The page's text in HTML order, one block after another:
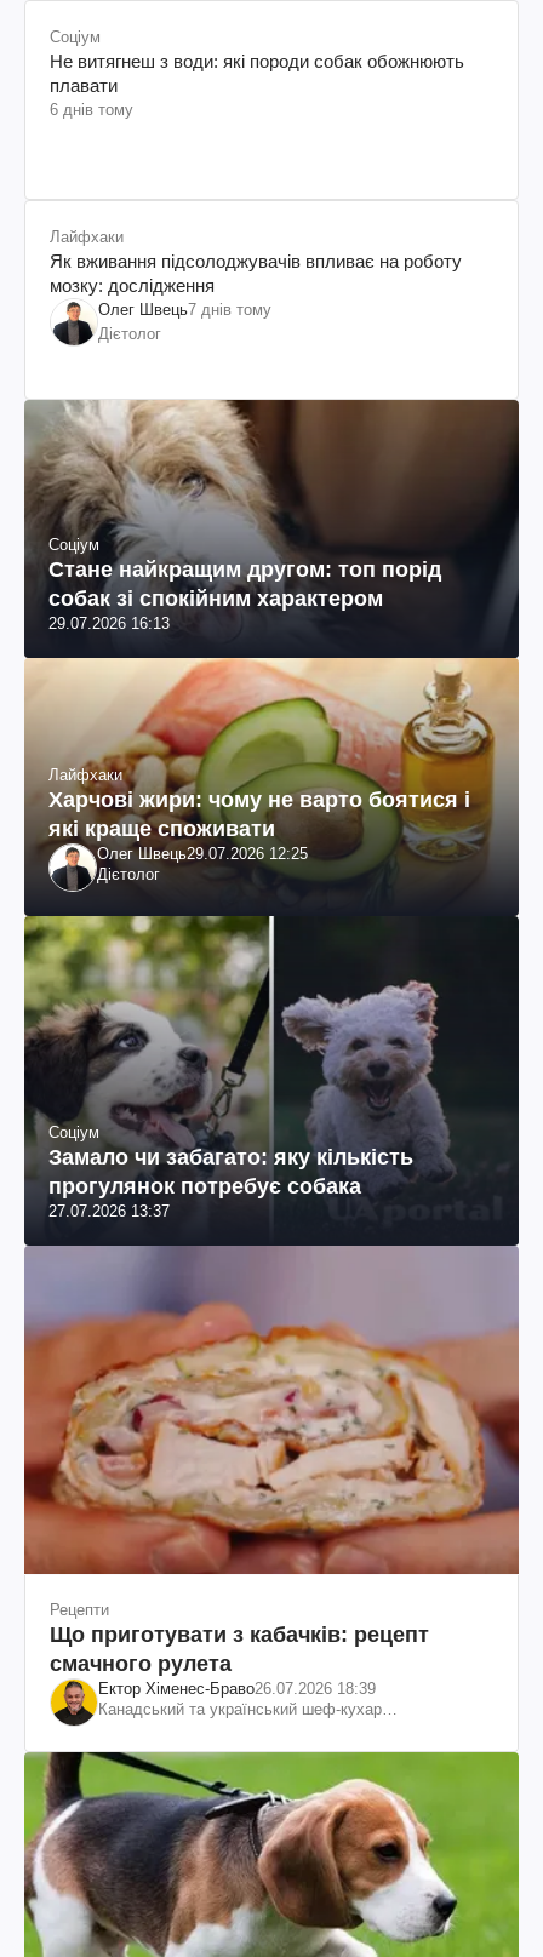
Соціум
Не витягнеш з води: які породи собак обожнюють
плавати
6 днів тому
Лайфхаки
Як вживання підсолоджувачів впливає на роботу
мозку: дослідження
Олег Швець7 днів тому
Дієтолог
Соціум
Стане найкращим другом: топ порід
собак зі спокійним характером
29.07.2026 16:13
Лайфхаки
Харчові жири: чому не варто боятися і
які краще споживати
Олег Швець29.07.2026 12:25
Дієтолог
Соціум
Замало чи забагато: яку кількість
прогулянок потребує собака
27.07.2026 13:37
Рецепти
Що приготувати з кабачків: рецепт
смачного рулета
Ектор Хіменес-Браво26.07.2026 18:39
Канадський та український шеф-кухар